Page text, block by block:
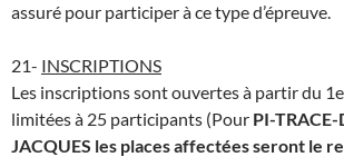
assuré pour participer à ce type d’épreuve.
21- INSCRIPTIONS
Les inscriptions sont ouvertes à partir du
limitées à 25 participants (Pour PI-
JACQUES les places affectées seront le